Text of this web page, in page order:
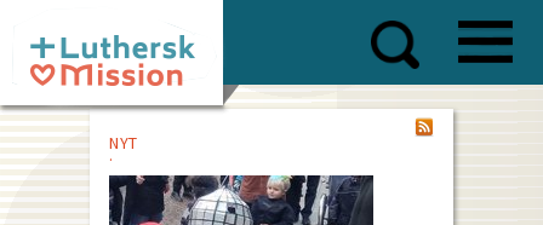
main
content
NYT